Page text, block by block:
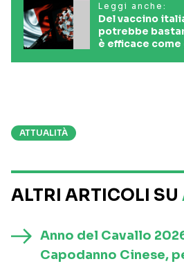
Leggi anche:
Del vaccino
potrebbe
è efficace
ATTUALITÀ
ALTRI ARTICOLI SU
Anno del Cavallo
Capodanno Cinese,